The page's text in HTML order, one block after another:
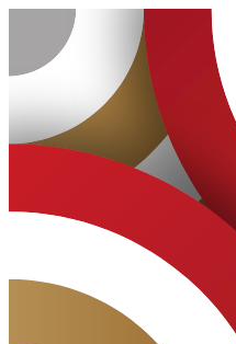
tartalomhoz